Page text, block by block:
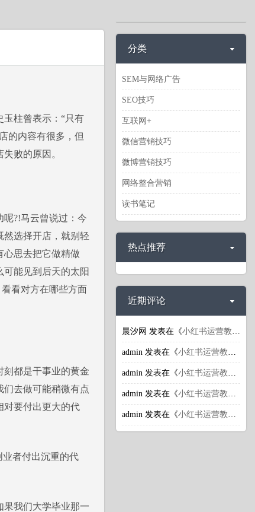
柱曾表示：“只有
的内容有很多，但
败的原因。
?!马云曾说过：今
然选择开店，就别轻
心思去把它做精做
能见到后天的太阳
看对方在哪些方面
都是干事业的黄金
们去做可能稍微有点
对要付出更大的代
者付出沉重的代
我们大学毕业那一
分类
SEM与网络广告
SEO技巧
互联网+
微信营销技巧
微博营销技巧
网络整合营销
读书笔记
热点推荐
近期评论
晨汐网 发表在《小红书运营教程：小红书引流推广潜规则揭秘
admin 发表在《小红书运营教程：小红书引流推广潜规则揭秘
admin 发表在《小红书运营教程：小红书引流推广潜规则揭秘
admin 发表在《小红书运营教程：小红书的商业价值体现在哪里？
admin 发表在《小红书运营教程：小红书上怎么获取更多流量？